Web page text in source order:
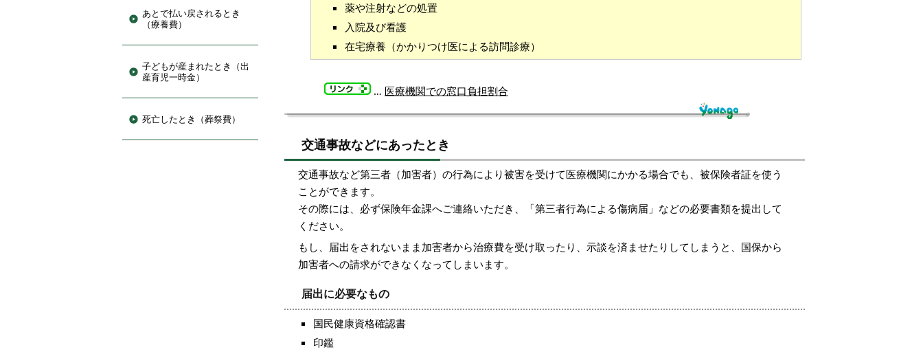
あとで払い戻されるとき
（療養費）
子どもが産まれたとき（出
産育児一時金）
死亡したとき（葬祭費）
薬や注射などの処置
入院及び看護
在宅療養（かかりつけ医による訪問診療）
… 医療機関での窓口負担割合
交通事故などにあったとき
交通事故など第三者（加害者）の行為により被害を受けて医療機関にかかる場合でも、被保険者証を使う
ことができます。
その際には、必ず保険年金課へご連絡いただき、「第三者行為による傷病届」などの必要書類を提出して
ください。
もし、届出をされないまま加害者から治療費を受け取ったり、示談を済ませたりしてしまうと、国保から
加害者への請求ができなくなってしまいます。
届出に必要なもの
国民健康資格確認書
印鑑